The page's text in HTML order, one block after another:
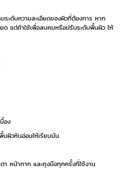
ระดับความละเอียดของผิวที่ต้องการ หาก
ด แต่ถ้าใช้เพื่อลบคมหรือปรับระดับพื้นผิว ให้
อง
ผิวหินอ่อนให้เรียบมัน
หน้ากาก และถุงมือทุกครั้งที่ใช้งาน